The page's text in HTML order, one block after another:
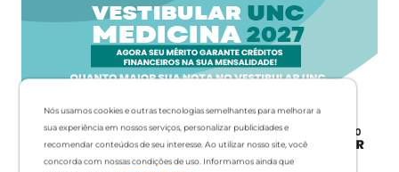
Nós usamos cookies e outras tecnologias semelhantes para melhorar a
sua experiência em nossos serviços, personalizar publicidades e
recomendar conteúdos de seu interesse. Ao utilizar nosso site, você
concorda com nossas condições de uso. Informamos ainda que